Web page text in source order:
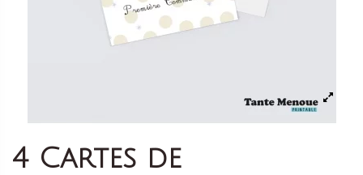
4 Cartes de